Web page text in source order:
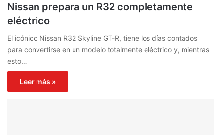
Nissan prepara un R32 completamente
eléctrico
El icónico Nissan R32 Skyline GT-R, tiene los días contados
para convertirse en un modelo totalmente eléctrico y, mientras
esto…
Leer más »